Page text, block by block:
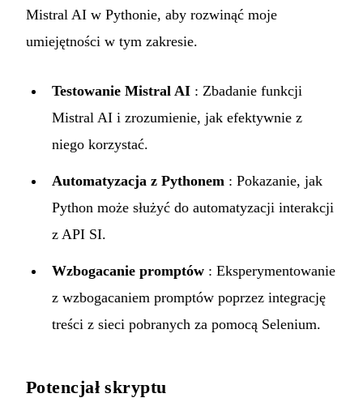
Mistral AI w Pythonie, aby rozwinąć moje
umiejętności w tym zakresie.
Testowanie Mistral AI : Zbadanie funkcji
Mistral AI i zrozumienie, jak efektywnie z
niego korzystać.
Automatyzacja z Pythonem : Pokazanie, jak
Python może służyć do automatyzacji interakcji
z API SI.
Wzbogacanie promptów : Eksperymentowanie
z wzbogacaniem promptów poprzez integrację
treści z sieci pobranych za pomocą Selenium.
Potencjał skryptu